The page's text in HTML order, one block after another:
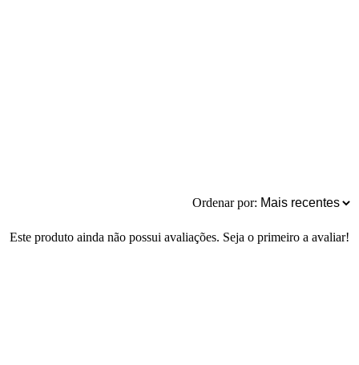
Ordenar por:
Este produto ainda não possui avaliações. Seja o primeiro a avaliar!